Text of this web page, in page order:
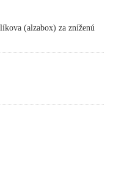
(alzabox) za zníženú